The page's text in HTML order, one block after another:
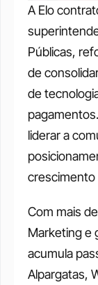
A Elo
Públicas,
de
de
liderar a
crescimento
Com mais
Marketing e
acumula
Alpargatas,